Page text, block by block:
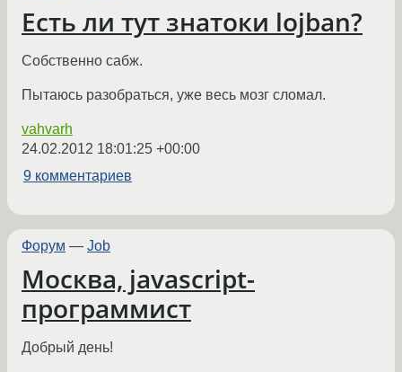
Есть ли тут знатоки lojban?
Собственно сабж.
Пытаюсь разобраться, уже весь мозг сломал.
vahvarh
24.02.2012 18:01:25 +00:00
9 комментариев
Форум — Job
Москва, javascript-
программист
Добрый день!